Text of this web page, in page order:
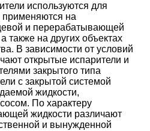
используются для
на
и перерабатывающей
также на других объектах
В зависимости от условий
открытые испарители и
закрытого типа
с закрытой системой
жидкости,
По характеру
жидкости различают
и вынужденной